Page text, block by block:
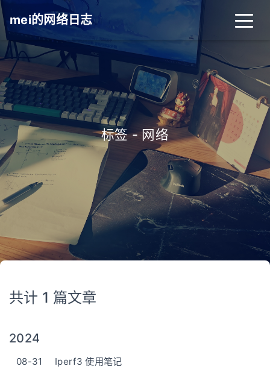
mei的网络日志
标签 - 网络
共计 1 篇文章
2024
08-31 Iperf3 使用笔记